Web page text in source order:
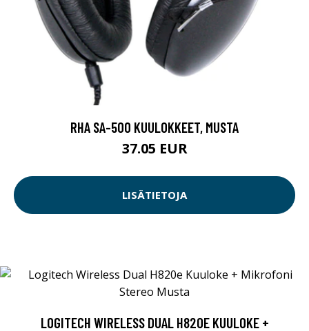
RHA SA-500 KUULOKKEET, MUSTA
37.05 EUR
LISÄTIETOJA
LOGITECH WIRELESS DUAL H820E KUULOKE +